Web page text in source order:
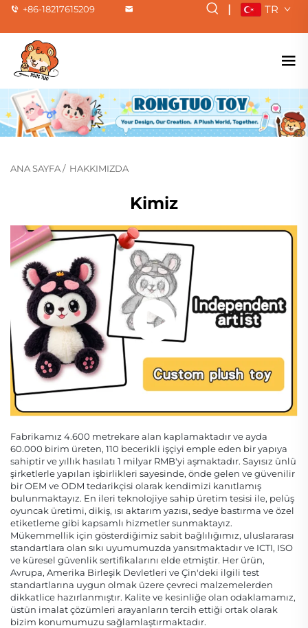
+86-18217615209 | TR
ANA SAYFA/ HAKKIMIZDA
Kimiz
Fabrikamız 4.600 metrekare alan kaplamaktadır ve ayda
60.000 birim üreten, 110 becerikli işçiyi emple eden bir yapıya
sahiptir ve yıllık hasılatı 1 milyar RMB'yi aşmaktadır. Sayısız ünlü
şirketlerle yapılan işbirlikleri sayesinde, önde gelen ve güvenilir
bir OEM ve ODM tedarikçisi olarak kendimizi kanıtlamış
bulunmaktayız. En ileri teknolojiye sahip üretim tesisi ile, pelüş
oyuncak üretimi, dikiş, ısı aktarım yazısı, sedye bastırma ve özel
etiketleme gibi kapsamlı hizmetler sunmaktayız.
Mükemmellik için gösterdiğimiz sabit bağlılığımız, uluslararası
standartlara olan sıkı uyumumuzda yansıtmaktadır ve ICTI, ISO
ve küresel güvenlik sertifikalarını elde etmiştir. Her ürün,
Avrupa, Amerika Birleşik Devletleri ve Çin'deki ilgili test
standartlarına uygun olmak üzere çevreci malzemelerden
dikkatlice hazırlanmıştır. Kalite ve kesinliğe olan odaklamamız,
üstün imalat çözümleri arayanların tercih ettiği ortak olarak
bizim konumumuzu sağlamlaştırmaktadır.